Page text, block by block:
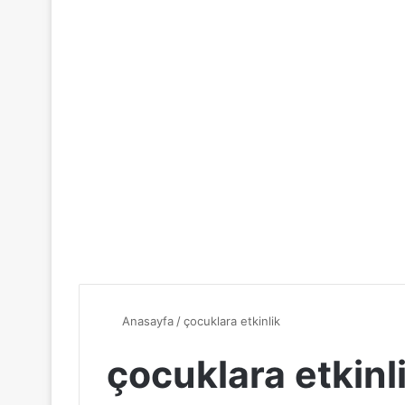
Anasayfa /çocuklara etkinlik
çocuklara